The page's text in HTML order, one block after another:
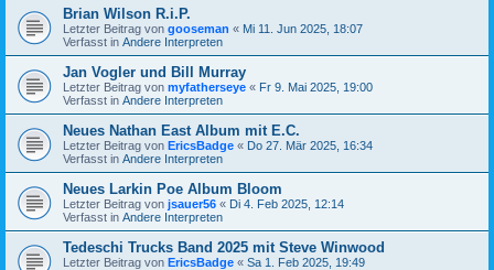
Brian Wilson R.i.P.
Letzter Beitrag von gooseman « Mi 11. Jun 2025, 18:07
Verfasst in Andere Interpreten
Jan Vogler und Bill Murray
Letzter Beitrag von myfatherseye « Fr 9. Mai 2025, 19:00
Verfasst in Andere Interpreten
Neues Nathan East Album mit E.C.
Letzter Beitrag von EricsBadge « Do 27. Mär 2025, 16:34
Verfasst in Andere Interpreten
Neues Larkin Poe Album Bloom
Letzter Beitrag von jsauer56 « Di 4. Feb 2025, 12:14
Verfasst in Andere Interpreten
Tedeschi Trucks Band 2025 mit Steve Winwood
Letzter Beitrag von EricsBadge « Sa 1. Feb 2025, 19:49